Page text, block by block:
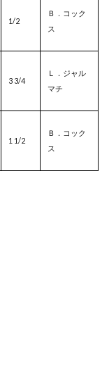
1/2
Ｂ．コック
ス
3 3/4
Ｌ．ジャル
マチ
1 1/2
Ｂ．コック
ス